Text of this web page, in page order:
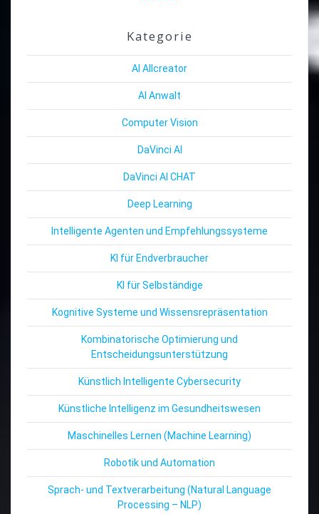
Kategorie
AI Allcreator
AI Anwalt
Computer Vision
DaVinci AI
DaVinci AI CHAT
Deep Learning
Intelligente Agenten und Empfehlungssysteme
KI für Endverbraucher
KI für Selbständige
Kognitive Systeme und Wissensrepräsentation
Kombinatorische Optimierung und
Entscheidungsunterstützung
Künstlich Intelligente Cybersecurity
Künstliche Intelligenz im Gesundheitswesen
Maschinelles Lernen (Machine Learning)
Robotik und Automation
Sprach- und Textverarbeitung (Natural Language
Processing – NLP)